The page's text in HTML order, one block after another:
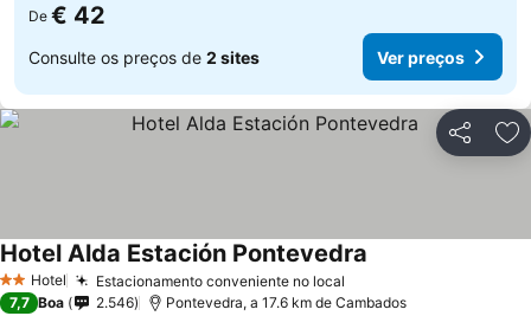
De € 42
Consulte os preços de 2 sites Ver preços
Partilhar
2 Estrelas
Hotel Estacionamento conveniente no local
Hotel Alda Estación Pontevedra
7,7 Boa 2.546 Pontevedra, a 17.6 km de Cambados